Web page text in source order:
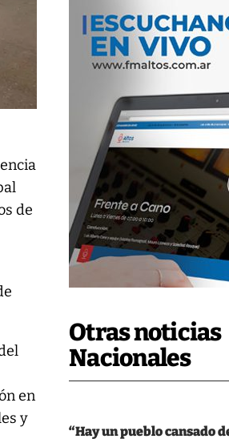
Otras noticias
Nacionales
“Hay un pueblo cansado
de
en
y